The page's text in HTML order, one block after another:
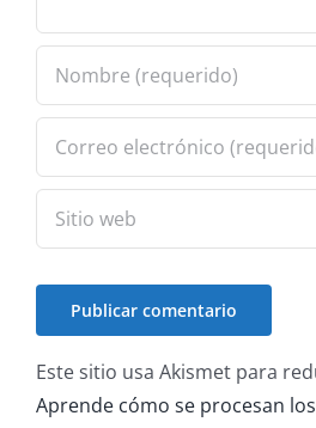
Este sitio usa Akismet para
Aprende cómo se procesan